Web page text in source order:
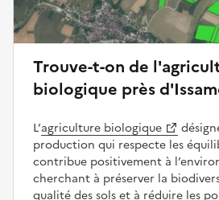
Trouve-t-on de
biologique près
L’agriculture biologique
production qui respecte les
contribue positivement à
cherchant à préserver la
qualité des sols et à réduire les